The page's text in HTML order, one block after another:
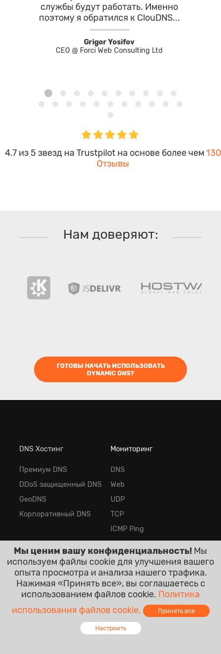
службы будут работать. Именно
поэтому я обратился к ClouDNS...
Grigor Yosifov
CEO @ Forci Web Consulting Ltd
4.7 из 5 звезд на Trustpilot на основе более чем 130
Отзывы
Нам доверяют:
ГОТОВЫ НАЧАТЬ ИСПОЛЬЗОВАТЬ
DYNAMIC DNS?
DNS Хостинг
Премиум DNS
DDoS защищенный DNS
GeoDNS
Корпоративный DNS
Мониторинг
DNS
Web
UDP
TCP
ICMP Ping
Heartbeat
SSL/TLS
Firewall
Streaming
IMAP
Мы ценим вашу конфиденциальность! Мы
используем файлы cookie для улучшения вашего
опыта просмотра и анализа нашего трафика.
Нажимая «Принять все», вы соглашаетесь с
использованием файлов cookie. Политика
использования файлов cookie.
Принять все
Настроить